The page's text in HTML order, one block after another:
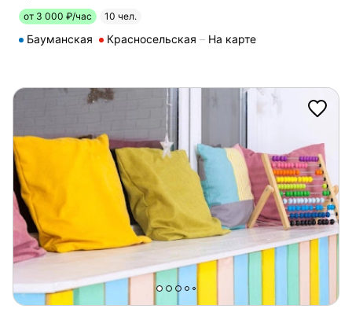
от 3 000 ₽/час 10 чел.
Бауманская Красносельская На карте